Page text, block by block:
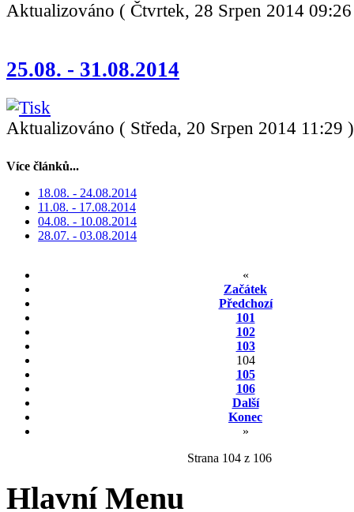
Aktualizováno ( Čtvrtek, 28 Srpen 2014
25.08. - 31.08.2014
Aktualizováno ( Středa, 20 Srpen 2014 11:29 )
Více článků...
18.08. - 24.08.2014
11.08. - 17.08.2014
04.08. - 10.08.2014
28.07. - 03.08.2014
«
Začátek
Předchozí
101
102
103
104
105
106
Další
Konec
»
Strana 104 z 106
Hlavní Menu